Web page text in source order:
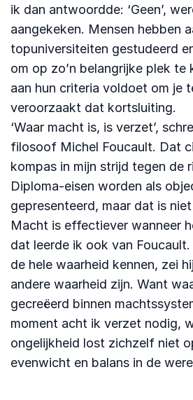
ik dan antwoordde: ‘Geen’,
aangekeken. Mensen hebben
topuniversiteiten gestudeerd
om op zo’n belangrijke plek te
aan hun criteria voldoet om je
veroorzaakt dat kortsluiting.
‘Waar macht is, is verzet’,
filosoof Michel Foucault. Dat
kompas in mijn strijd tegen de
Diploma-eisen worden als
gepresenteerd, maar dat is
Macht is effectiever wanneer
dat leerde ik ook van
de hele waarheid kennen, zei
andere waarheid zijn. Want
gecreëerd binnen
moment acht ik verzet nodig,
ongelijkheid lost zichzelf niet
evenwicht en balans in de